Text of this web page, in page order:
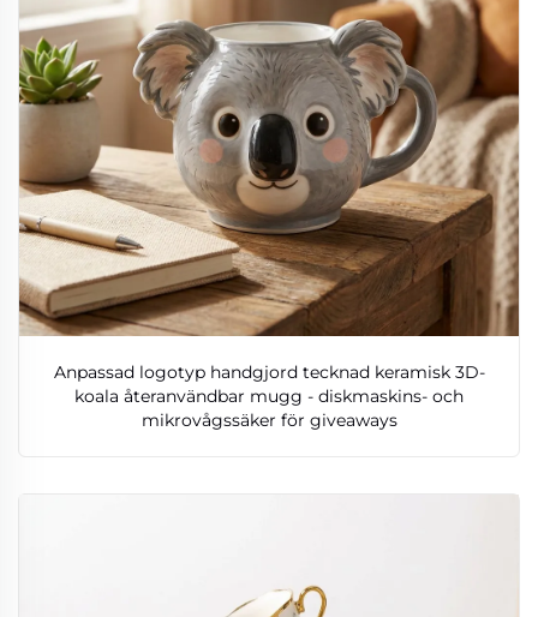
Anpassad logotyp handgjord tecknad keramisk 3D-
koala återanvändbar mugg - diskmaskins- och
mikrovågssäker för giveaways